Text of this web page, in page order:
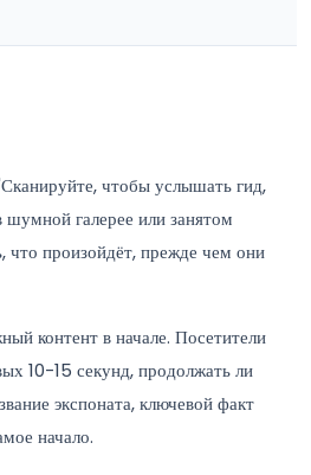
чтобы услышать гид,
галерее или занятом
что произойдёт, прежде чем они
контент в начале. Посетители
10-15 секунд, продолжать ли
экспоната, ключевой факт
начало.